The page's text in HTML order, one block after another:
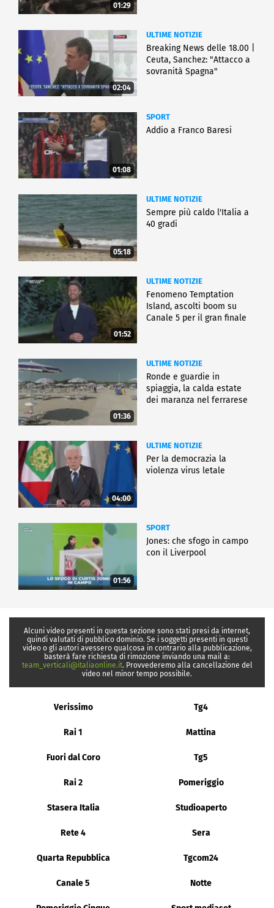
01:29
02:04
ULTIME NOTIZIE
Breaking News delle 18.00 |
Ceuta, Sanchez: "Attacco a
sovranità Spagna"
01:08
SPORT
Addio a Franco Baresi
05:18
ULTIME NOTIZIE
Sempre più caldo l'Italia a
40 gradi
01:52
ULTIME NOTIZIE
Fenomeno Temptation
Island, ascolti boom su
Canale 5 per il gran finale
01:36
ULTIME NOTIZIE
Ronde e guardie in
spiaggia, la calda estate
dei maranza nel ferrarese
04:00
ULTIME NOTIZIE
Per la democrazia la
violenza virus letale
01:56
SPORT
Jones: che sfogo in campo
con il Liverpool
Alcuni video presenti in questa sezione sono stati presi da internet,
quindi valutati di pubblico dominio. Se i soggetti presenti in questi
video o gli autori avessero qualcosa in contrario alla pubblicazione,
basterà fare richiesta di rimozione inviando una mail a:
team_verticali@italiaonline.it. Provvederemo alla cancellazione del
video nel minor tempo possibile.
Verissimo Tg4
Rai 1 Mattina
Fuori dal Coro Tg5
Rai 2 Pomeriggio
Stasera Italia Studioaperto
Rete 4 Sera
Quarta Repubblica Tgcom24
Canale 5 Notte